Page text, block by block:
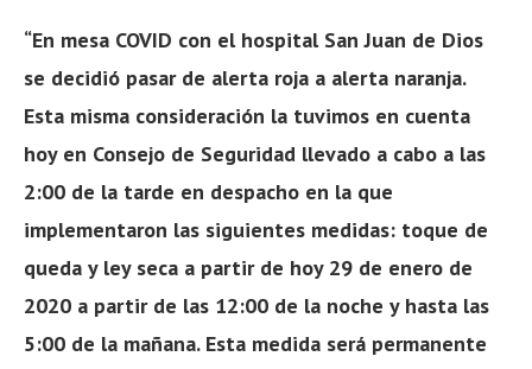
“En mesa COVID con el hospital San Juan de Dios
se decidió pasar de alerta roja a alerta naranja.
Esta misma consideración la tuvimos en cuenta
hoy en Consejo de Seguridad llevado a cabo a las
2:00 de la tarde en despacho en la que
implementaron las siguientes medidas: toque de
queda y ley seca a partir de hoy 29 de enero de
2020 a partir de las 12:00 de la noche y hasta las
5:00 de la mañana. Esta medida será permanente